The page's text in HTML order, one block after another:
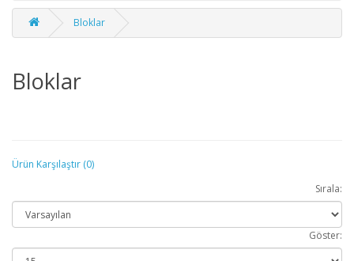
Bloklar
Bloklar
Ürün Karşılaştır (0)
Sırala:
Göster: